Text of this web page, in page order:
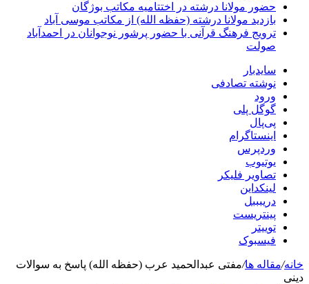
حضور مولانا درشته در اختتامیه مکاتب بوژگان
بازدید مولانا درشته (حفظه الله) از مکاتب موسی آباد
ترویج فرهنگ قرآنی با حضور پرشور نوجوانان در احمدآباد
صولت
سایدبار
نوشته تصادفی
ورود
گوگل پلی
پی‌پال
اینستاگرام
وردپرس
یوتیوب
تصاویر فلیکر
لینکداین
دریبببل
پینتریست
توییتر
فیسبوک
خانه/مقاله ها/مفتی عبدالحمید عرب (حفظه الله) پاسخ به سوالات
دینی